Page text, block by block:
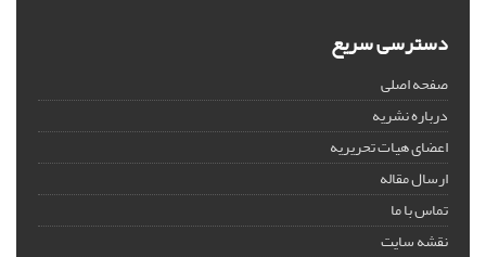
دسترسی سریع
صفحه اصلی
درباره نشریه
اعضای هیات تحریریه
ارسال مقاله
تماس با ما
نقشه سایت